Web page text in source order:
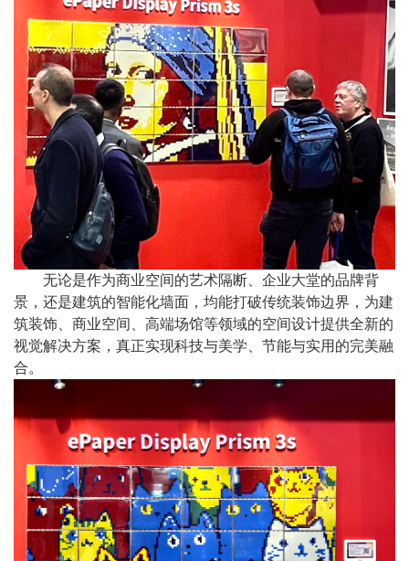
无论是作为商业空间的艺术隔断、企业大堂的品牌背
景，还是建筑的智能化墙面，均能打破传统装饰边界，为建
筑装饰、商业空间、高端场馆等领域的空间设计提供全新的
视觉解决方案，真正实现科技与美学、节能与实用的完美融
合。